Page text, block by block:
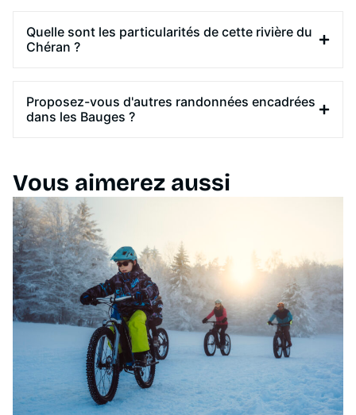
Quelle sont les particularités de cette rivière du
Chéran ?
Proposez-vous d'autres randonnées encadrées
dans les Bauges ?
Vous aimerez aussi